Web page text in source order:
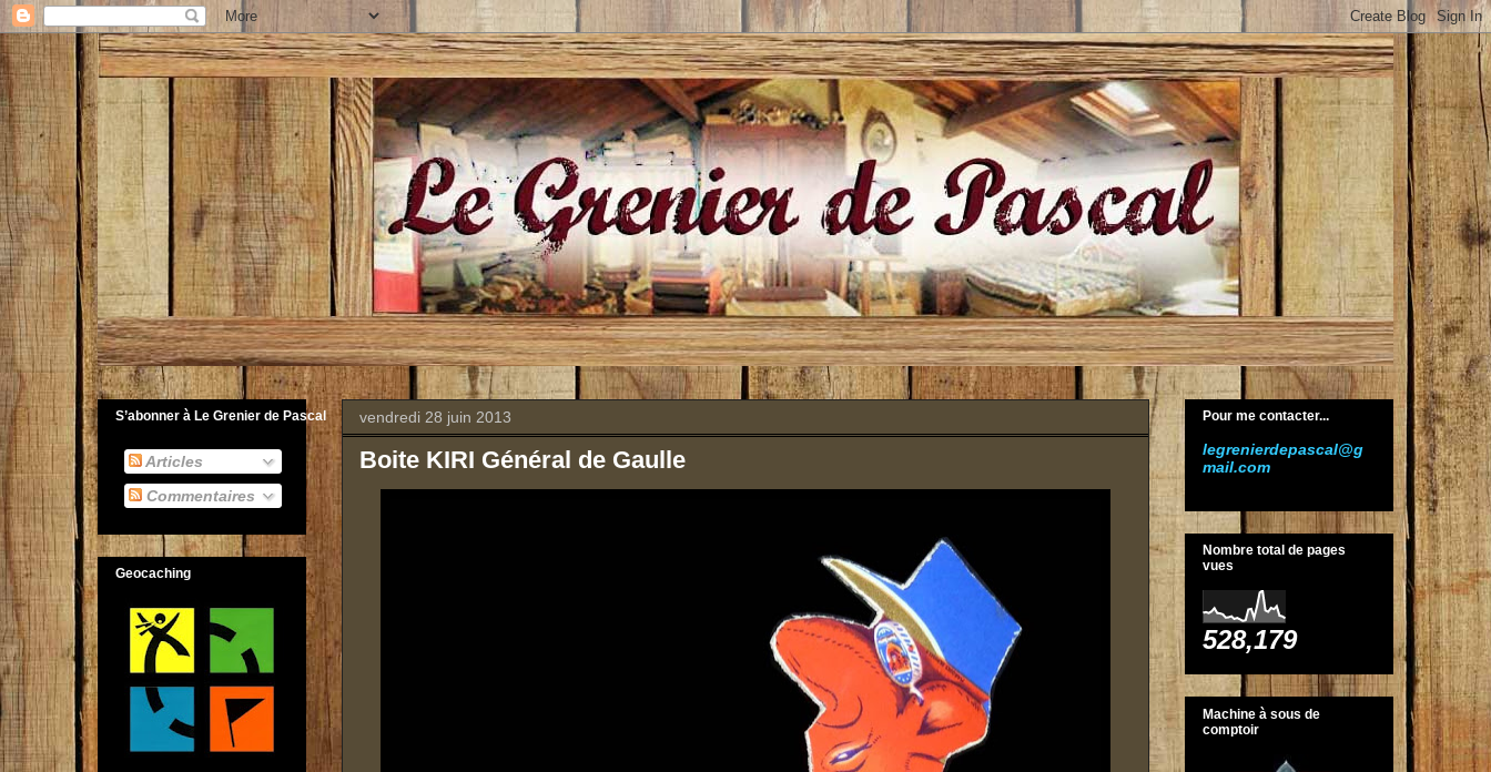
vendredi 28 juin 2013
Boite KIRI Général de Gaulle
S’abonner à Le Grenier de Pascal
Articles
Commentaires
Geocaching
Pour me contacter...
legrenierdepascal@g
mail.com
Nombre total de pages
vues
528,179
Machine à sous de
comptoir